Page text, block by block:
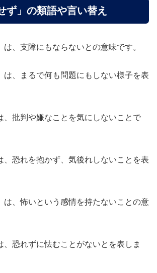
ず」の類語や言い替え
は、支障にもならないとの意味です。
は、まるで何も問題にもしない様子を表
、批判や嫌なことを気にしないことで
、恐れを抱かず、気後れしないことを表
は、怖いという感情を持たないことの意
、恐れずに怯むことがないとを表しま